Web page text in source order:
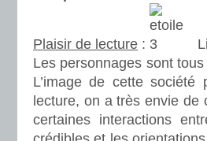
Plaisir de lecture :
Les personnages sont
L’image de cette
lecture, on a très envie de
certaines interactions